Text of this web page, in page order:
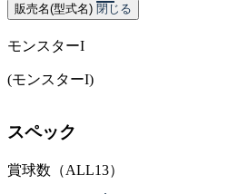
販売名(型式名) 閉じる
モンスターI
(モンスターI)
スペック
賞球数（ALL13）